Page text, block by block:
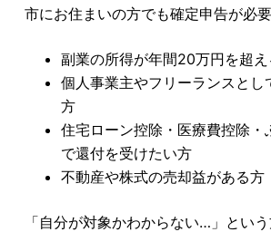
市にお住まいの方でも確定申告が必要
副業の所得が年間20万円を超え
個人事業主やフリーランスとし
方
住宅ローン控除・医療費控除・
で還付を受けたい方
不動産や株式の売却益がある方
「自分が対象かわからない…」とい